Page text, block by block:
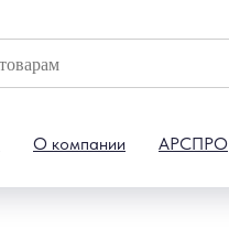
О компании АРСПРО